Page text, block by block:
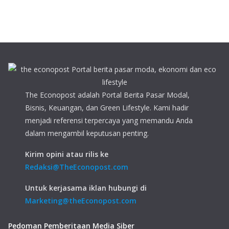
The Econopost adalah Portal Berita Pasar Modal,
Bisnis, Keuangan, dan Green Lifestyle. Kami hadir
menjadi referensi terpercaya yang memandu Anda
dalam mengambil keputusan penting.
Kirim opini atau rilis ke
Redaksi@TheEconopost.com
Untuk kerjasama iklan hubungi di
Marketing@theEconopost.com
Pedoman Pemberitaan Media Siber